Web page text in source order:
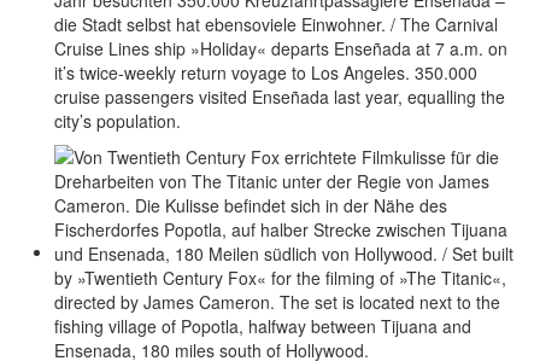
die Stadt selbst hat ebensoviele Einwohner. / The Carnival
Cruise Lines ship »Holiday« departs Enseñada at 7 a.m. on
it’s twice-weekly return voyage to Los Angeles. 350.000
cruise passengers visited Enseñada last year, equalling the
city’s population.